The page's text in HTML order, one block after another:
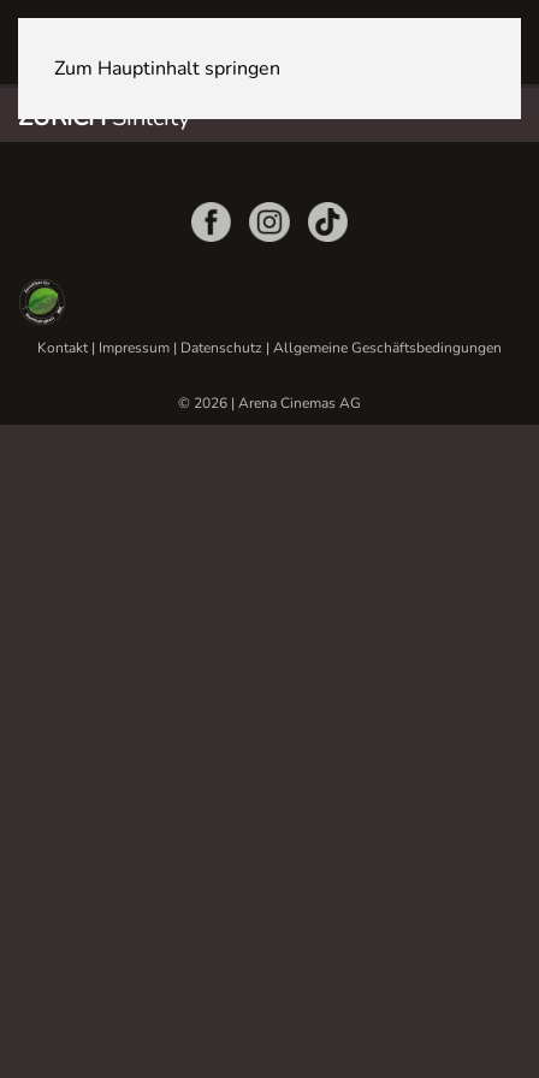
Zum Hauptinhalt springen
ZÜRICHSihlcity
Kontakt| Impressum | Datenschutz | Allgemeine Geschäftsbedingungen
© 2026 | Arena Cinemas AG